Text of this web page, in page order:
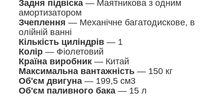
Задня підвіска — Маятникова з одним
амортизатором
Зчеплення — Механічне багатодискове, в
олійній ванні
Кількість циліндрів — 1
Колір — Фіолетовий
Країна виробник — Китай
Максимальна вантажність — 150 кг
Об'єм двигуна — 199,5 см3
Об'єм паливного бака — 15 л